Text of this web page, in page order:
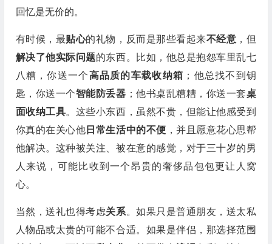
回忆是无价的。
有时候，最贴心的礼物，反而是那些看起来不经意 ，但
解决了他实际问题的东西。比如，他总是抱怨车里乱七
八糟，你送一个高品质的车载收纳箱 ；他总找不到钥
匙，你送一个智能防丢器 ；他书桌乱糟糟，你送一套桌
面收纳工具。这些小东西，虽然不贵，但能让他感受到
你真的在关心他 日常生活中的不便 ，并且愿意花心思帮
他解决。这种被关注、被在意的感觉，对于三十岁的男
人来说，可能比收到一个昂贵的奢侈品包包更让人窝
心。
当然，送礼也得考虑关系。如果只是普通朋友，送太私
人物品或太贵的可能不合适。如果是伴侣，那选择范围